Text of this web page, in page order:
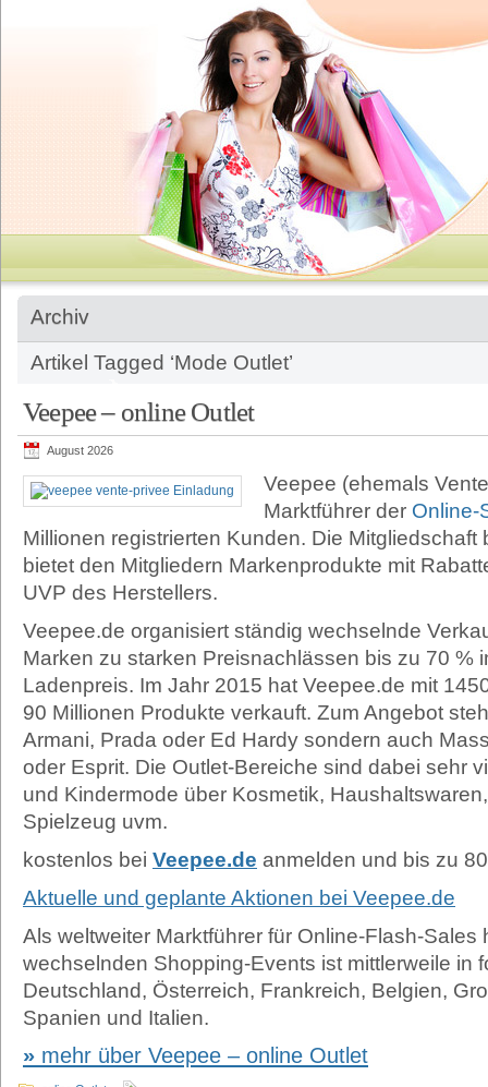
Archiv
Artikel Tagged ‘Mode Outlet’
Veepee – online Outlet
August 2026
Veepee (ehemals
Marktführer der Online-
Millionen registrierten Kunden. Die
bietet den Mitgliedern Markenprodukte mit
UVP des Herstellers.
Veepee.de organisiert ständig wechselnde
Marken zu starken Preisnachlässen bis zu 70 %
Ladenpreis. Im Jahr 2015 hat Veepee.de mit
90 Millionen Produkte verkauft. Zum Angebot
Armani, Prada oder Ed Hardy sondern auch
oder Esprit. Die Outlet-Bereiche sind dabei sehr
und Kindermode über Kosmetik,
Spielzeug uvm.
kostenlos bei Veepee.de anmelden und bis zu
Aktuelle und geplante Aktionen bei Veepee.de
Als weltweiter Marktführer für Online-Flash-Sales
wechselnden Shopping-Events ist mittlerweile in
Deutschland, Österreich, Frankreich, Belgien,
Spanien und Italien.
mehr über Veepee – online Outlet